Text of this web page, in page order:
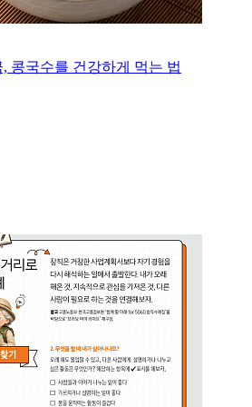
, 콩국수를 건강하게 먹는 법